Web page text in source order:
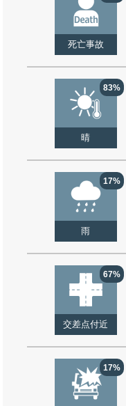
死亡事故
83%
晴
17%
雨
67%
交差点付近
17%